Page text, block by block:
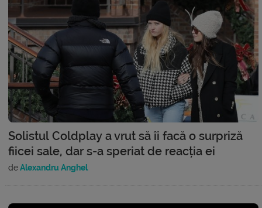
Solistul Coldplay a vrut să îi facă o surpriză
fiicei sale, dar s-a speriat de reacția ei
deAlexandru Anghel